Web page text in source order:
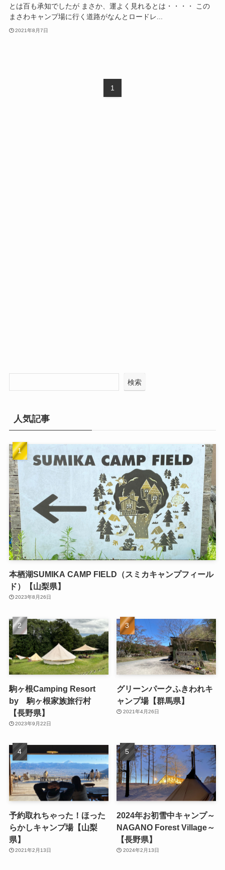
とは百も承知でしたが まさか、運よく見れるとは・・・・ この
まさわキャンプ場に行く道路がなんとロードレ...
2021年8月7日
1
検索
人気記事
本栖湖SUMIKA CAMP FIELD（スミカキャンプフィール
ド）【山梨県】
2023年8月26日
駒ヶ根Camping Resort
by 駒ヶ根家族旅行村
【長野県】
2023年9月22日
グリーンパークふきわれキ
ャンプ場【群馬県】
2021年4月26日
予約取れちゃった！ほった
らかしキャンプ場【山梨
県】
2021年2月13日
2024年お初雪中キャンプ～
NAGANO Forest Village～
【長野県】
2024年2月13日